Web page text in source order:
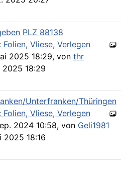
PLZ 88138
Folien, Vliese, Verlegen
2025 18:29, von thr
2025 18:29
Unterfranken/Thüringen
Folien, Vliese, Verlegen
2024 10:58, von Geli1981
2025 18:16